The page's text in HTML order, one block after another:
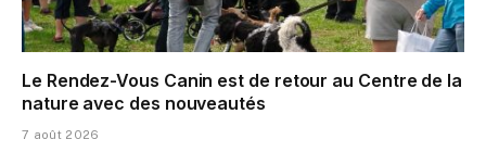
Le Rendez-Vous Canin est de retour au Centre de la
nature avec des nouveautés
7 août 2026